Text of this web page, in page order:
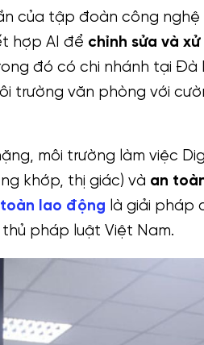
của tập đoàn công
hợp AI để chỉnh sửa và
đó có chi nhánh tại Đà
trường văn phòng với
môi trường làm việc
khớp, thị giác) và an
lao động là giải pháp
pháp luật Việt Nam.